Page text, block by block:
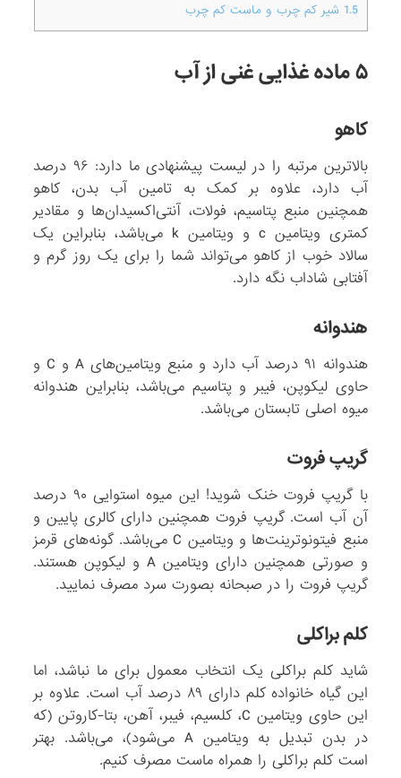
1.5 شیر کم چرب و ماست کم چرب
۵ ماده غذایی غنی از آب
کاهو
بالاترین مرتبه را در لیست پیشنهادی ما دارد: ۹۶ درصد
آب دارد، علاوه بر کمک به تامین آب بدن، کاهو
همچنین منبع پتاسیم، فولات، آنتی‌اکسیدان‌ها و مقادیر
کمتری ویتامین c و ویتامین k می‌باشد، بنابراین یک
سالاد خوب از کاهو می‌تواند شما را برای یک روز گرم و
آفتابی شاداب نگه دارد.
هندوانه
هندوانه ۹۱ درصد آب دارد و منبع ویتامین‌های A و C و
حاوی لیکوپن‌، فیبر و پتاسیم می‌باشد، بنابراین هندوانه
میوه اصلی تابستان می‌باشد.
گریپ فروت
با گریپ فروت خنک شوید! این میوه استوایی ۹۰ درصد
آن آب است. گریپ فروت همچنین دارای کالری پایین و
منبع فیتونوترینت‌ها و ویتامین C می‌باشد. گونه‌های قرمز
و صورتی همچنین دارای ویتامین A و لیکوپن هستند.
گریپ فروت را در صبحانه بصورت سرد مصرف نمایید.
کلم براکلی
شاید کلم براکلی یک انتخاب معمول برای ما نباشد، اما
این گیاه خانواده کلم دارای ۸۹ درصد آب است. علاوه بر
این حاوی ویتامین C، کلسیم، فیبر، آهن، بتا-کاروتن (که
در بدن تبدیل به ویتامین A می‌شود)، می‌باشد. بهتر
است کلم براکلی را همراه ماست مصرف کنیم.